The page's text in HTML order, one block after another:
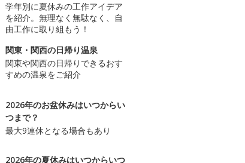
学年別に夏休みの工作アイデア
を紹介。無理なく無駄なく、自
由工作に取り組もう！
関東・関西の日帰り温泉
関東や関西の日帰りできるおす
すめの温泉をご紹介
2026年のお盆休みはいつからい
つまで？
最大9連休となる場合もあり
2026年の夏休みはいつからいつ